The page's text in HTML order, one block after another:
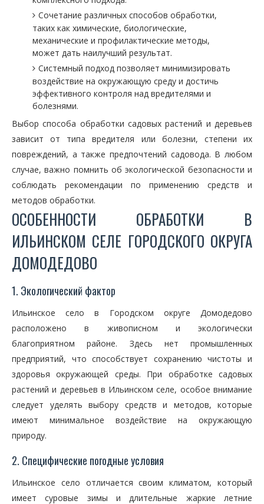
Сочетание различных способов обработки,
таких как химические, биологические,
механические и профилактические методы,
может дать наилучший результат.
Системный подход позволяет минимизировать
воздействие на окружающую среду и достичь
эффективного контроля над вредителями и
болезнями.
Выбор способа обработки садовых растений и деревьев
зависит от типа вредителя или болезни, степени их
повреждений, а также предпочтений садовода. В любом
случае, важно помнить об экологической безопасности и
соблюдать рекомендации по применению средств и
методов обработки.
ОСОБЕННОСТИ ОБРАБОТКИ В
ИЛЬИНСКОМ СЕЛЕ ГОРОДСКОГО ОКРУГА
ДОМОДЕДОВО
1. Экологический фактор
Ильинское село в Городском округе Домодедово
расположено в живописном и экологически
благоприятном районе. Здесь нет промышленных
предприятий, что способствует сохранению чистоты и
здоровья окружающей среды. При обработке садовых
растений и деревьев в Ильинском селе, особое внимание
следует уделять выбору средств и методов, которые
имеют минимальное воздействие на окружающую
природу.
2. Специфические погодные условия
Ильинское село отличается своим климатом, который
имеет суровые зимы и длительные жаркие летние